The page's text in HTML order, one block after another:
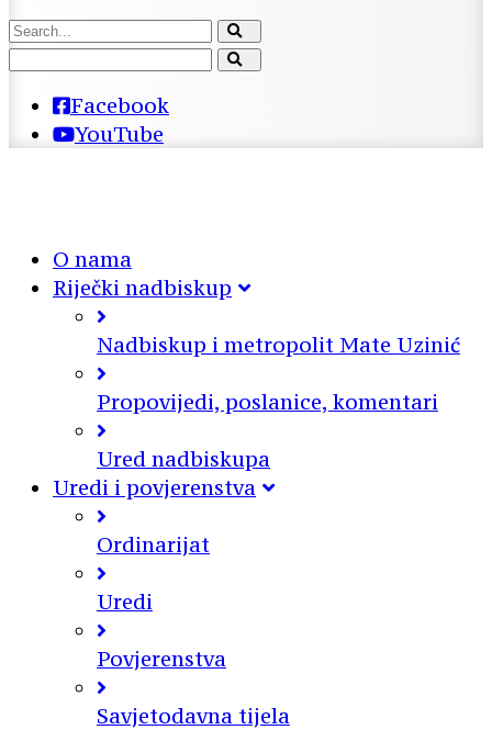
Facebook
YouTube
O nama
Riječki nadbiskup
Nadbiskup i metropolit Mate Uzinić
Propovijedi, poslanice, komentari
Ured nadbiskupa
Uredi i povjerenstva
Ordinarijat
Uredi
Povjerenstva
Savjetodavna tijela